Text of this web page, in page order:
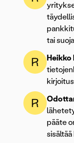
tai
pääte